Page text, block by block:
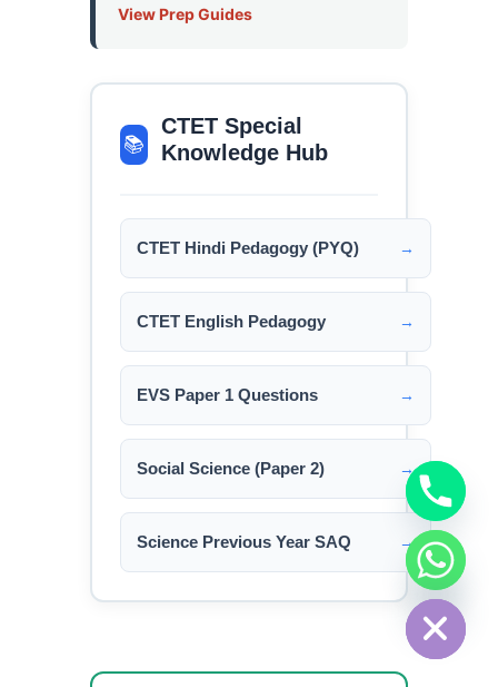
View Prep Guides
📚
CTET Special
Knowledge Hub
CTET Hindi Pedagogy (PYQ) →
CTET English Pedagogy →
EVS Paper 1 Questions →
Social Science (Paper 2) →
Science Previous Year SAQ →
Hide
chaty